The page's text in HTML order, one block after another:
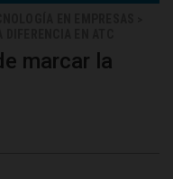
marcar la